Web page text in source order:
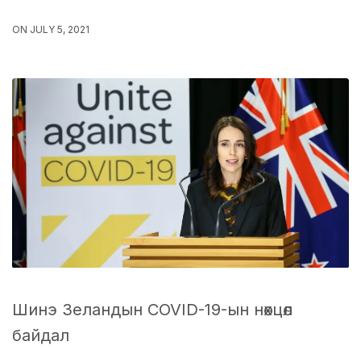
ON JULY 5, 2021
Шинэ Зеландын COVID-19-ын нөхцөл
байдал